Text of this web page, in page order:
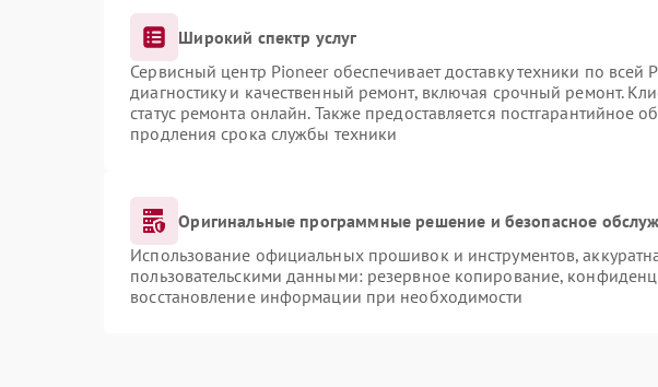
Широкий спектр услуг
Сервисный центр Pioneer обеспечивает доставку техники по всей
диагностику и качественный ремонт, включая срочный ремонт.
статус ремонта онлайн. Также предоставляется постгарантийное
продления срока службы техники
Оригинальные программные решение и безопасное
Использование официальных прошивок и инструментов,
пользовательскими данными: резервное копирование,
восстановление информации при необходимости